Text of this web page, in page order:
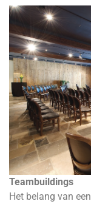
Teambuildings
Het belang van